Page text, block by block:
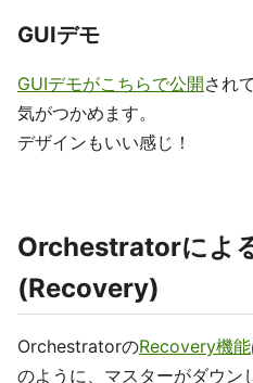
GUIデモ
GUIデモがこちらで公開され
気がつかめます。
デザインもいい感じ！
Orchestratorによ
(Recovery)
OrchestratorのRecovery機能
のように、マスターがダウン